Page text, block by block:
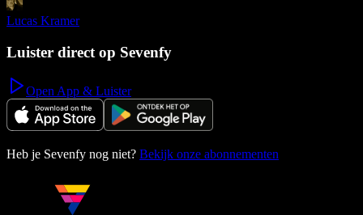
Lucas Kramer
Luister direct op Sevenfy
Open App & Luister
Heb je Sevenfy nog niet? Bekijk onze abonnementen